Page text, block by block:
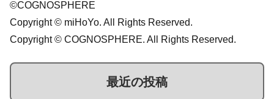
©COGNOSPHERE
Copyright © miHoYo. All Rights Reserved.
Copyright © COGNOSPHERE. All Rights Reserved.
最近の投稿